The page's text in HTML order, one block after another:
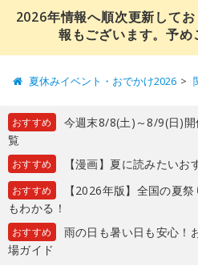
2026年情報へ順次更新して
報もございます。予め
夏休みイベント・おでかけ2026
おすすめ
今週末8/8(土)～8/9(日)
覧
おすすめ 【漫画】夏に読みたい
おすすめ
【2026年版】全国の夏
もわかる！
おすすめ
雨の日も暑い日も安心！
場ガイド